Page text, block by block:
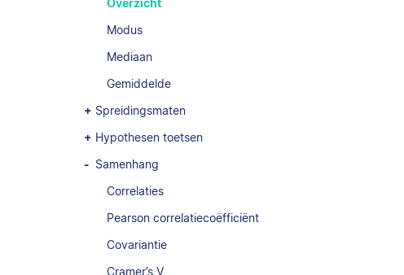
Overzicht
Modus
Mediaan
Gemiddelde
Spreidingsmaten
Hypothesen toetsen
Samenhang
Correlaties
Pearson correlatiecoëfficiënt
Covariantie
Cramer’s V